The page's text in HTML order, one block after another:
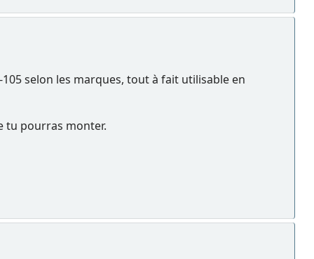
selon les marques, tout à fait utilisable en
tu pourras monter.